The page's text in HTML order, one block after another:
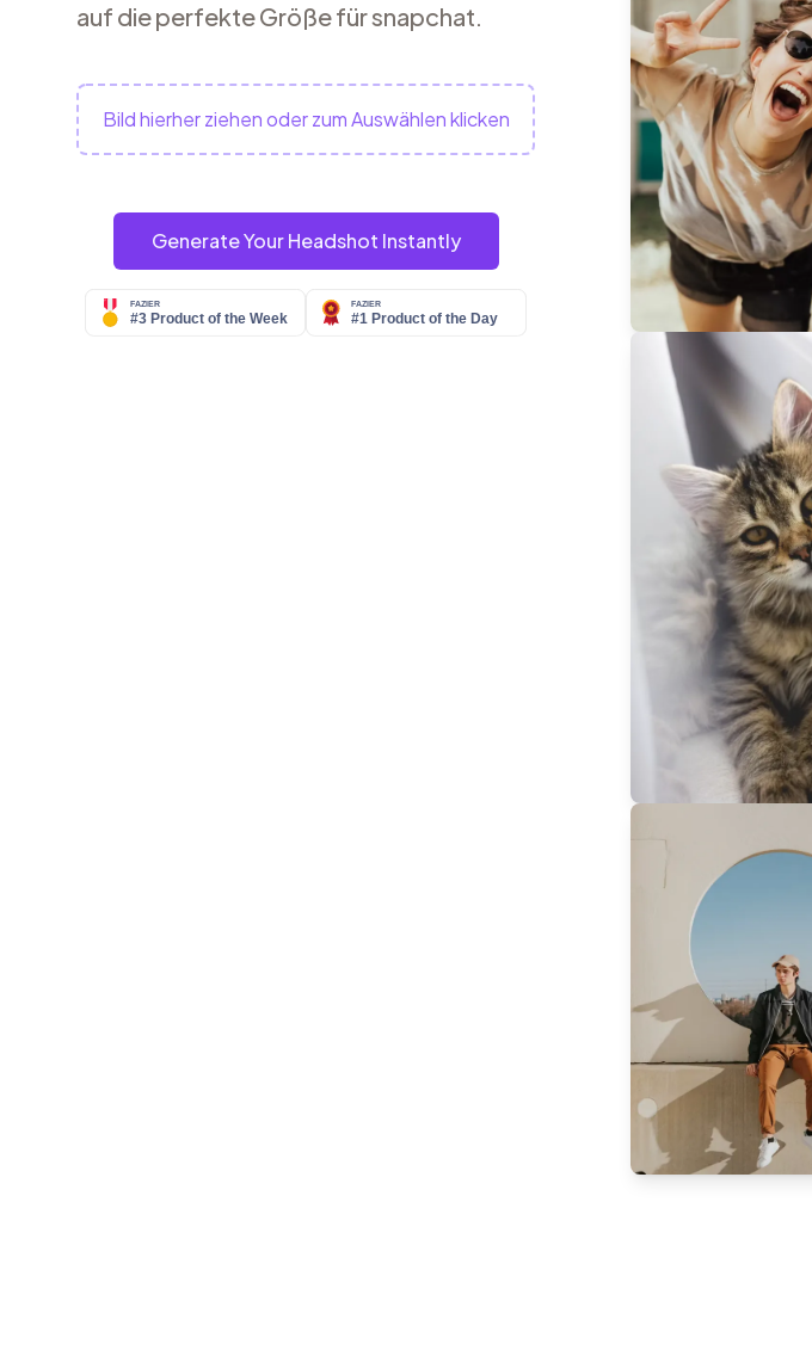
auf die perfekte Größe für snapchat.
Bild hierher ziehen oder zum Auswählen klicken
Generate Your Headshot Instantly